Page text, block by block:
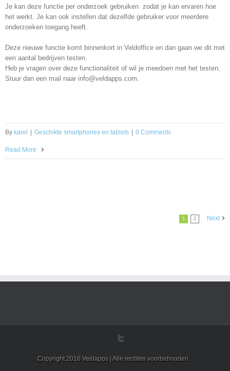
Je kan deze functie per onderzoek gebruiken zodat je kan ervaren hoe
het werkt. Je kan ook instellen dat dezelfde gebruiker voor meerdere
onderzoeken toegang heeft.
Deze nieuwe functie komt binnenkort in Veldoffice en dan gaan we dit met
een aantal bedrijven testen.
Heb je vragen over deze functionaliteit of wil je meedoen met het testen.
Stuur dan een mail naar info@veldapps.com.
By karel Geschikte smartphones en tablets 0 Comments
Read More
1 2 Next
Copyright 2016 Veldapps | Alle rechten voorbehouden